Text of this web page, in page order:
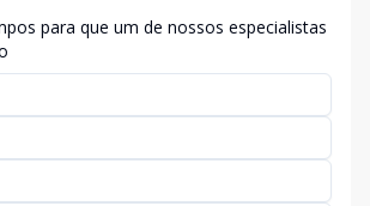
para que um de nossos especialistas